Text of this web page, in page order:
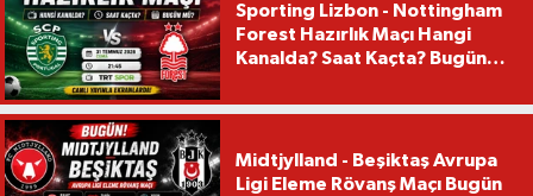
Sporting Lizbon - Nottingham
Forest Hazırlık Maçı Hangi
Kanalda? Saat Kaçta? Bugün
Midtjylland - Beşiktaş Avrupa
Ligi Eleme Rövanş Maçı Bugün